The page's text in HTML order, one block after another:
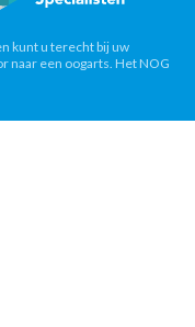
kunt u terecht bij uw
naar een oogarts. Het NOG